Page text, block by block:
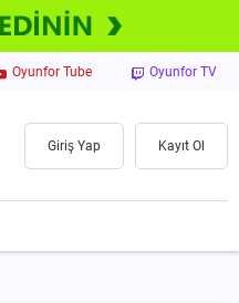
Oyunfor Tube Oyunfor TV
Giriş Yap Kayıt Ol